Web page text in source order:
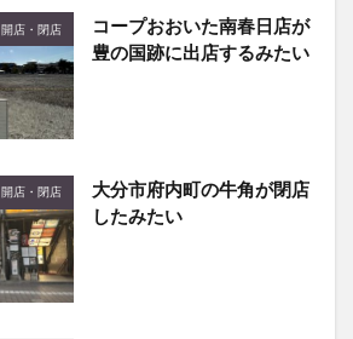
開店・閉店
コープおおいた南春日店が
豊の国跡に出店するみたい
開店・閉店
大分市府内町の牛角が閉店
したみたい